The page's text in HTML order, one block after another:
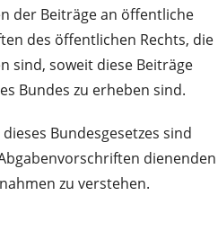
der Beiträge an öffentliche
des öffentlichen Rechts, die
sind, soweit diese Beiträge
Bundes zu erheben sind.
Bundesgesetzes sind
dienenden
zu verstehen.